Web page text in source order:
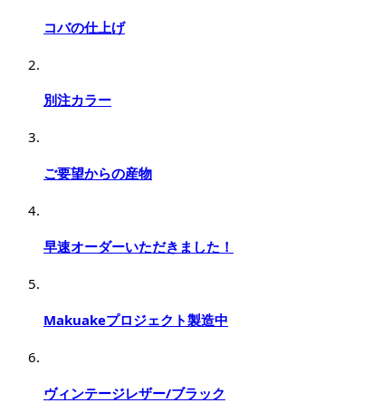
コバの仕上げ
別注カラー
ご要望からの産物
早速オーダーいただきました！
Makuakeプロジェクト製造中
ヴィンテージレザー/ブラック